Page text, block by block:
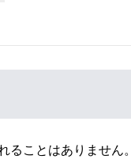
ることはありません。